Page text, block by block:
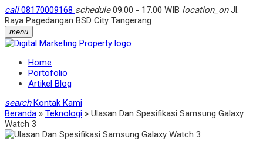
call08170009168 schedule09.00 - 17.00 WIB location_onJl.
Raya Pagedangan BSD City Tangerang
menu
Home
Portofolio
Artikel Blog
search Kontak Kami
Beranda » Teknologi » Ulasan Dan Spesifikasi Samsung Galaxy
Watch 3